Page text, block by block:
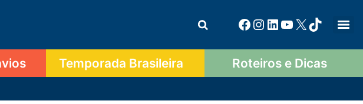
Temporada Brasileira Roteiros e Dicas